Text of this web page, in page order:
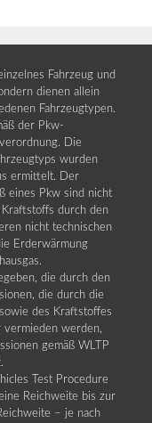
Fahrzeug und
dienen allein
Fahrzeugtypen.
der Pkw-
Die
wurden
ermittelt. Der
eines Pkw sind nicht
durch den
nicht technischen
Erderwärmung
die durch den
die durch die
des Kraftstoffes
werden,
gemäß WLTP
Test Procedure
Reichweite bis zur
– je nach